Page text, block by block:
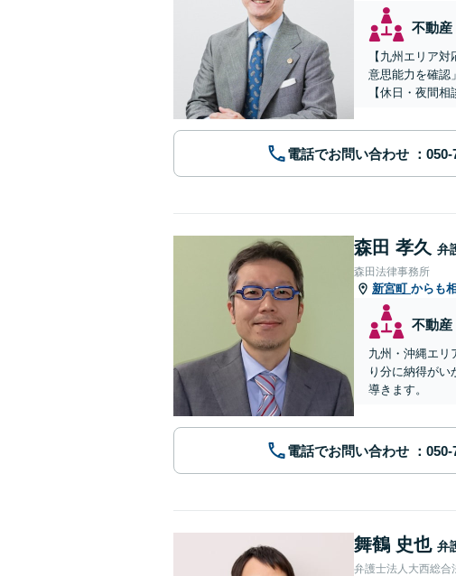
不動産
【九州エリア
意思能力を確認
【休日・夜間相
電話でお問い合わせ
森田 孝久 弁
森田法律事務所
新宮町 からも
不動産
九州・沖縄エリ
り分に納得がい
導きます。
電話でお問い合わせ
舞鶴 史也 弁
弁護士法人大西総合